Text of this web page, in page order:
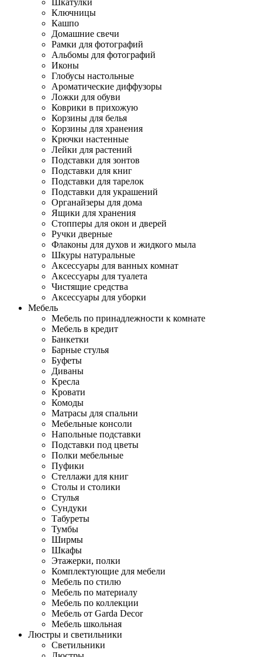
Шкатулки
Ключницы
Кашпо
Домашние свечи
Рамки для фотографий
Альбомы для фотографий
Иконы
Глобусы настольные
Ароматические диффузоры
Ложки для обуви
Коврики в прихожую
Корзины для белья
Корзины для хранения
Крючки настенные
Лейки для растений
Подставки для зонтов
Подставки для книг
Подставки для тарелок
Подставки для украшений
Органайзеры для дома
Ящики для хранения
Стопперы для окон и дверей
Ручки дверные
Флаконы для духов и жидкого мыла
Шкуры натуральные
Аксессуары для ванных комнат
Аксессуары для туалета
Чистящие средства
Аксессуары для уборки
Мебель
Мебель по принадлежности к комнате
Мебель в кредит
Банкетки
Барные стулья
Буфеты
Диваны
Кресла
Кровати
Комоды
Матрасы для спальни
Мебельные консоли
Напольные подставки
Подставки под цветы
Полки мебельные
Пуфики
Стеллажи для книг
Столы и столики
Стулья
Сундуки
Табуреты
Тумбы
Ширмы
Шкафы
Этажерки, полки
Комплектующие для мебели
Мебель по стилю
Мебель по материалу
Мебель по коллекции
Мебель от Garda Decor
Мебель школьная
Люстры и светильники
Светильники